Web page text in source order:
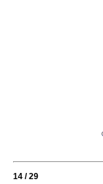
14 / 29